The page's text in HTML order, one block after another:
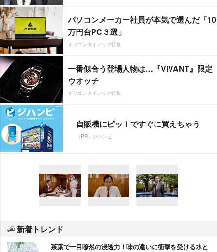
パソコンメーカー社員が本気で選んだ「10
万円台PC３選」
オリコンタイアップ特集
一番似合う登場人物は…『VIVANT』限定
ウオッチ
オリコンタイアップ特集
自販機にピッ！ですぐに買えちゃう
（PR）ジハンピ
新着トレンド
茶葉で一目瞭然の浸透力！味の違いに衝撃を受ける水と